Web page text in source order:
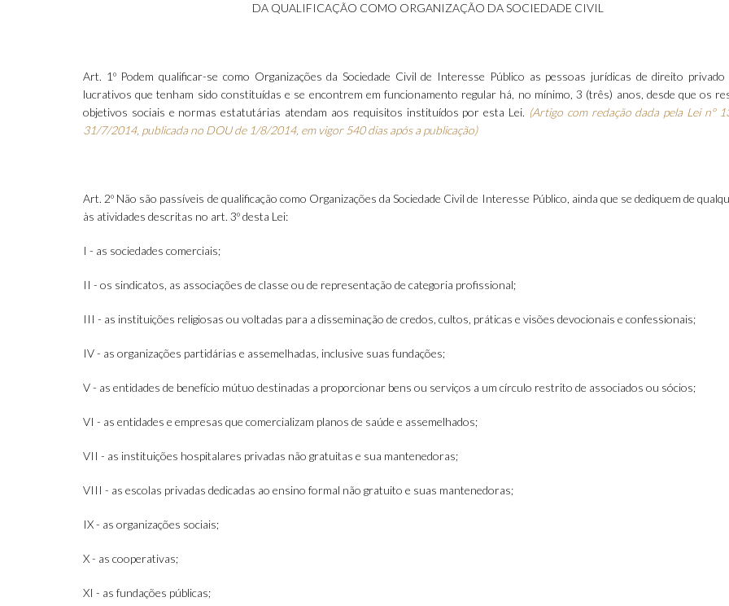
DA QUALIFICAÇÃO COMO ORGANIZAÇÃO DA SOCIEDADE CIVIL
Art. 1º Podem qualificar-se como Organizações da Sociedade Civil de Interesse Público as pessoas jurídicas de direito privado
lucrativos que tenham sido constituídas e se encontrem em funcionamento regular há, no mínimo, 3 (três) anos, desde que os
objetivos sociais e normas estatutárias atendam aos requisitos instituídos por esta Lei. (Artigo com redação dada pela Lei nº
31/7/2014, publicada no DOU de 1/8/2014, em vigor 540 dias após a publicação)
Art. 2º Não são passíveis de qualificação como Organizações da Sociedade Civil de Interesse Público, ainda que se dediquem de
às atividades descritas no art. 3º desta Lei:
I - as sociedades comerciais;
II - os sindicatos, as associações de classe ou de representação de categoria profissional;
III - as instituições religiosas ou voltadas para a disseminação de credos, cultos, práticas e visões devocionais e confessionais;
IV - as organizações partidárias e assemelhadas, inclusive suas fundações;
V - as entidades de benefício mútuo destinadas a proporcionar bens ou serviços a um círculo restrito de associados ou sócios;
VI - as entidades e empresas que comercializam planos de saúde e assemelhados;
VII - as instituições hospitalares privadas não gratuitas e sua mantenedoras;
VIII - as escolas privadas dedicadas ao ensino formal não gratuito e suas mantenedoras;
IX - as organizações sociais;
X - as cooperativas;
XI - as fundações públicas;